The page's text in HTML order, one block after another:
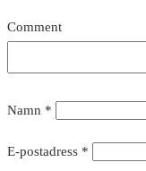
Comment
Namn *
E-postadress *